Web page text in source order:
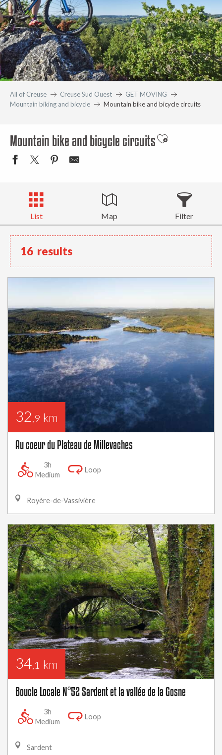
All of Creuse Creuse Sud Ouest
GET MOVING
Mountain biking and bicycle
Mountain bike and bicycle circuits
Mountain bike and bicycle circuitsAjouter aux
List Map Filter
16 results
32,9 km
Au coeur du Plateau de Millevaches
3h
Medium
Loop
Royère-de-Vassivière
34,1 km
Boucle Locale N°52 Sardent et la vallée de la Gosne
3h
Medium
Loop
Sardent